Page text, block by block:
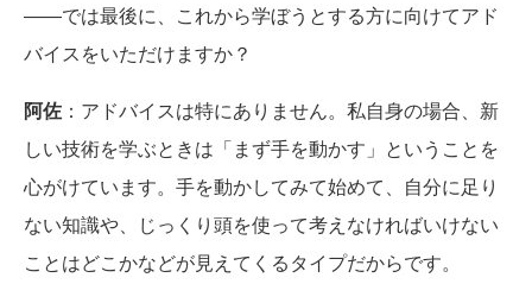
――では最後に、これから学ぼうとする方に向けてアド
バイスをいただけますか？
阿佐 ：アドバイスは特にありません。私自身の場合、新
しい技術を学ぶときは「まず手を動かす」ということを
心がけています。手を動かしてみて始めて、自分に足り
ない知識や、じっくり頭を使って考えなければいけない
ことはどこかなどが見えてくるタイプだからです。